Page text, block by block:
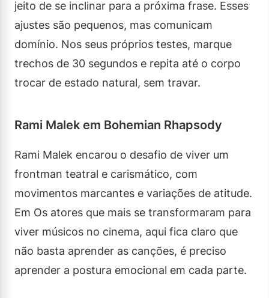
jeito de se inclinar para a próxima frase. Esses
ajustes são pequenos, mas comunicam
domínio. Nos seus próprios testes, marque
trechos de 30 segundos e repita até o corpo
trocar de estado natural, sem travar.
Rami Malek em Bohemian Rhapsody
Rami Malek encarou o desafio de viver um
frontman teatral e carismático, com
movimentos marcantes e variações de atitude.
Em Os atores que mais se transformaram para
viver músicos no cinema, aqui fica claro que
não basta aprender as canções, é preciso
aprender a postura emocional em cada parte.